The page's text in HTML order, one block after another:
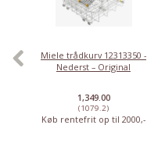
Miele trådkurv 12313350 -
Nederst – Original
1,349.00
(1079.2)
Køb rentefrit op til 2000,-